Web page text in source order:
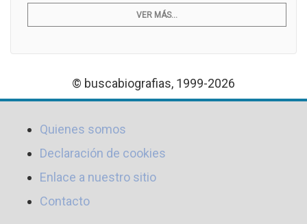
VER MÁS...
© buscabiografias, 1999-2026
Quienes somos
Declaración de cookies
Enlace a nuestro sitio
Contacto